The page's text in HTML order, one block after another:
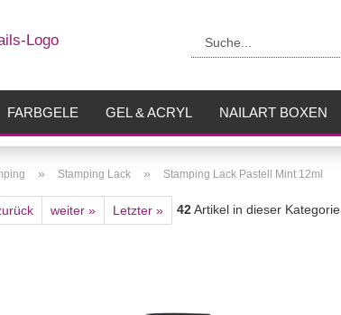
FARBGELE GEL & ACRYL NAILART BOXEN
» Stamping Lack » Stamping Lack Pastell Mint 12ml
weiter » Letzter » 42Artikel in dieser Kategorie